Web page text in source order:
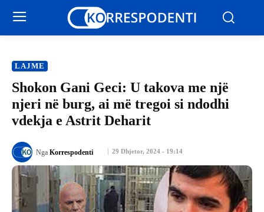
LAJME
Shokon Gani Geci: U takova me një
njeri në burg, ai më tregoi si ndodhi
vdekja e Astrit Deharit
29 Dhjetor, 2024 - 19:14
Nga Korrespodenti